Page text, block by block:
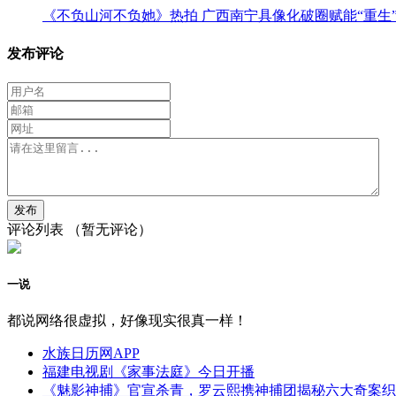
《不负山河不负她》热拍 广西南宁具像化破圈赋能“重生
发布评论
评论列表 （暂无评论）
一说
都说网络很虚拟，好像现实很真一样！
水族日历网APP
福建电视剧《家事法庭》今日开播
《魅影神捕》官宣杀青，罗云熙携神捕团揭秘六大奇案